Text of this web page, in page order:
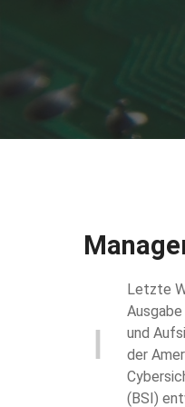
Letzte
und
der
(BSI)